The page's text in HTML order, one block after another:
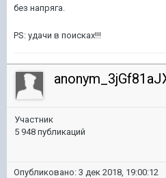
без напряга.
PS: удачи в поисках!!!
Участник
5 948 публикаций
Опубликовано: 3 дек 2018, 19:00:12